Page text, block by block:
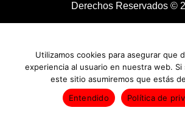
Derechos Reservados ©
Utilizamos cookies para asegurar que
experiencia al usuario en nuestra web. Si
este sitio asumiremos que estás
Entendido
Política de